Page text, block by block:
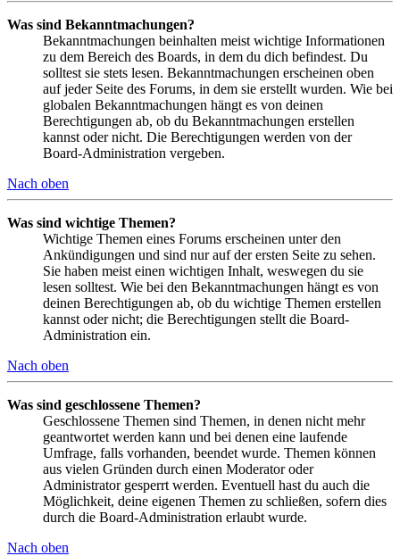
Was sind Bekanntmachungen?
Bekanntmachungen beinhalten meist wichtige Informationen
zu dem Bereich des Boards, in dem du dich befindest. Du
solltest sie stets lesen. Bekanntmachungen erscheinen oben
auf jeder Seite des Forums, in dem sie erstellt wurden. Wie bei
globalen Bekanntmachungen hängt es von deinen
Berechtigungen ab, ob du Bekanntmachungen erstellen
kannst oder nicht. Die Berechtigungen werden von der
Board-Administration vergeben.
Nach oben
Was sind wichtige Themen?
Wichtige Themen eines Forums erscheinen unter den
Ankündigungen und sind nur auf der ersten Seite zu sehen.
Sie haben meist einen wichtigen Inhalt, weswegen du sie
lesen solltest. Wie bei den Bekanntmachungen hängt es von
deinen Berechtigungen ab, ob du wichtige Themen erstellen
kannst oder nicht; die Berechtigungen stellt die Board-
Administration ein.
Nach oben
Was sind geschlossene Themen?
Geschlossene Themen sind Themen, in denen nicht mehr
geantwortet werden kann und bei denen eine laufende
Umfrage, falls vorhanden, beendet wurde. Themen können
aus vielen Gründen durch einen Moderator oder
Administrator gesperrt werden. Eventuell hast du auch die
Möglichkeit, deine eigenen Themen zu schließen, sofern dies
durch die Board-Administration erlaubt wurde.
Nach oben